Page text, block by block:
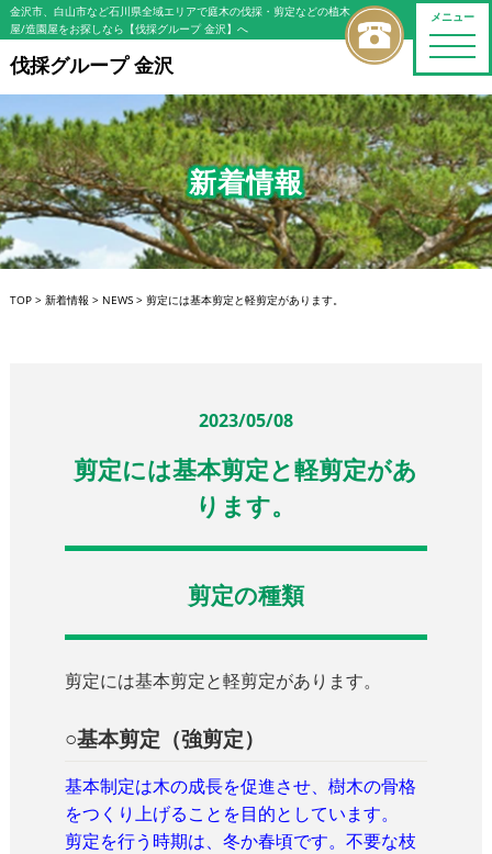
メニュー
toggle
金沢市、白山市など石川県全域エリアで庭木の伐採・剪定などの植木
屋/造園屋をお探しなら【伐採グループ 金沢】へ
伐採グループ 金沢
新着情報
TOP> 新着情報 > NEWS> 剪定には基本剪定と軽剪定があります。
2023/05/08
剪定には基本剪定と軽剪定があ
ります。
剪定の種類
剪定には基本剪定と軽剪定があります。
○基本剪定（強剪定）
基本制定は木の成長を促進させ、樹木の骨格
をつくり上げることを目的としています。
剪定を行う時期は、冬か春頃です。不要な枝